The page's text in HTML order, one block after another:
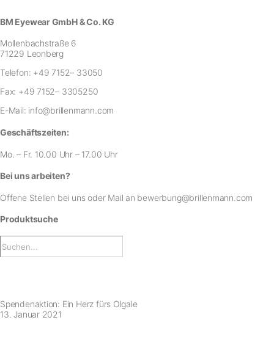
BM Eyewear GmbH & Co. KG
Mollenbachstraße 6
71229 Leonberg
Telefon: +49 7152– 33050
Fax: +49 7152– 3305250
E-Mail: info@brillenmann.com
Geschäftszeiten:
Mo. – Fr. 10.00 Uhr – 17.00 Uhr
Bei uns arbeiten?
Offene Stellen bei unsoder Mail an bewerbung@brillenmann.com
Produktsuche
Spendenaktion: Ein Herz fürs Olgale
13. Januar 2021